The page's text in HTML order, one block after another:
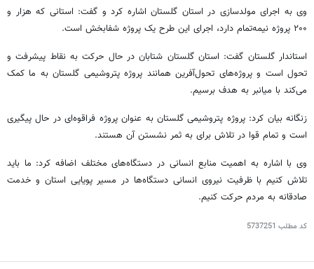
وی به اجرای مولدسازی در استان گلستان اشاره کرد و گفت: استانی که هزار و
۲۰۰ پروژه نیمه‌تمام دارد، اجرای این طرح یک پروژه شفابخش است.
استاندار گلستان گفت: استان گلستان شتابان در حال حرکت به نقاط پیشرفت و
تحول است و پروژه‌های تحول‌آفرین همانند پروژه پتروشیمی گلستان به ما کمک
می‌کند با میانبر به هدف برسیم.
زنگانه بیان کرد: پروژه پتروشیمی گلستان به عنوان پروژه فراقوه‌ای در حال پیگیری
است و تمام قوا در تلاش برای به ثمر نشستن آن هستند.
وی با اشاره به اهمیت منابع انسانی در دستگاه‌های مختلف اضافه کرد: ما باید
تلاش کنیم با ظرفیت نیروی انسانی دستگاه‌ها در مسیر پویایی استان و خدمت
صادقانه به مردم حرکت کنیم.
کد مطلب 5737251